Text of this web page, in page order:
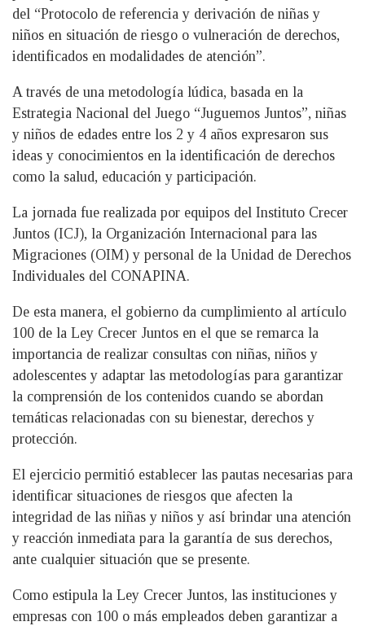
del “Protocolo de referencia y derivación de niñas y
niños en situación de riesgo o vulneración de derechos,
identificados en modalidades de atención”.
A través de una metodología lúdica, basada en la
Estrategia Nacional del Juego “Juguemos Juntos”, niñas
y niños de edades entre los 2 y 4 años expresaron sus
ideas y conocimientos en la identificación de derechos
como la salud, educación y participación.
La jornada fue realizada por equipos del Instituto Crecer
Juntos (ICJ), la Organización Internacional para las
Migraciones (OIM) y personal de la Unidad de Derechos
Individuales del CONAPINA.
De esta manera, el gobierno da cumplimiento al artículo
100 de la Ley Crecer Juntos en el que se remarca la
importancia de realizar consultas con niñas, niños y
adolescentes y adaptar las metodologías para garantizar
la comprensión de los contenidos cuando se abordan
temáticas relacionadas con su bienestar, derechos y
protección.
El ejercicio permitió establecer las pautas necesarias para
identificar situaciones de riesgos que afecten la
integridad de las niñas y niños y así brindar una atención
y reacción inmediata para la garantía de sus derechos,
ante cualquier situación que se presente.
Como estipula la Ley Crecer Juntos, las instituciones y
empresas con 100 o más empleados deben garantizar a